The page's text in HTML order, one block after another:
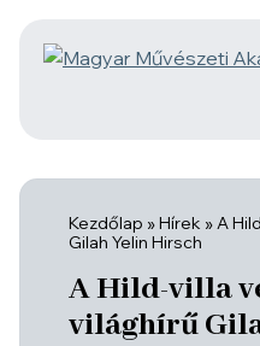
Kezdőlap »Hírek »A
Gilah Yelin Hirsch
A Hild-villa
világhírű